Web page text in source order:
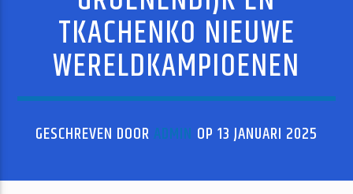
TKACHENKO NIEUWE
WERELDKAMPIOENEN
GESCHREVEN DOOR ADMIN OP 13 JANUARI 2025